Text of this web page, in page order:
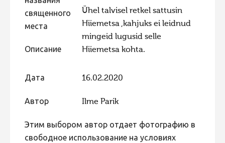
Фотоконкурс 2019
Фотоконкурс 2016
Фотоконкурс 2013
священного
места
Описание
Ühel talvisel retkel sattusin
Hiiemetsa ,kahjuks ei leidnud
mingeid lugusid selle
Hiiemetsa kohta.
Дата 16.02.2020
Автор Ilme Parik
Этим выбором автор отдает фотографию в
свободное использование на условиях